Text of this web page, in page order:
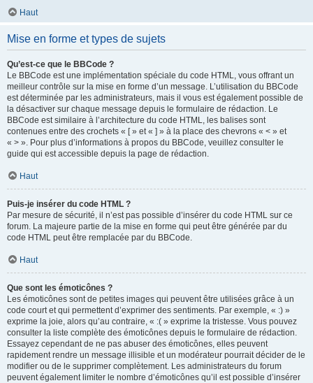
Haut
Mise en forme et types de sujets
Qu’est-ce que le BBCode ?
Le BBCode est une implémentation spéciale du code HTML, vous offrant un
meilleur contrôle sur la mise en forme d’un message. L’utilisation du BBCode
est déterminée par les administrateurs, mais il vous est également possible de
la désactiver sur chaque message depuis le formulaire de rédaction. Le
BBCode est similaire à l’architecture du code HTML, les balises sont
contenues entre des crochets « [ » et « ] » à la place des chevrons « < » et
« > ». Pour plus d’informations à propos du BBCode, veuillez consulter le
guide qui est accessible depuis la page de rédaction.
Haut
Puis-je insérer du code HTML ?
Par mesure de sécurité, il n’est pas possible d’insérer du code HTML sur ce
forum. La majeure partie de la mise en forme qui peut être générée par du
code HTML peut être remplacée par du BBCode.
Haut
Que sont les émoticônes ?
Les émoticônes sont de petites images qui peuvent être utilisées grâce à un
code court et qui permettent d’exprimer des sentiments. Par exemple, « :) »
exprime la joie, alors qu’au contraire, « :( » exprime la tristesse. Vous pouvez
consulter la liste complète des émoticônes depuis le formulaire de rédaction.
Essayez cependant de ne pas abuser des émoticônes, elles peuvent
rapidement rendre un message illisible et un modérateur pourrait décider de le
modifier ou de le supprimer complètement. Les administrateurs du forum
peuvent également limiter le nombre d’émoticônes qu’il est possible d’insérer